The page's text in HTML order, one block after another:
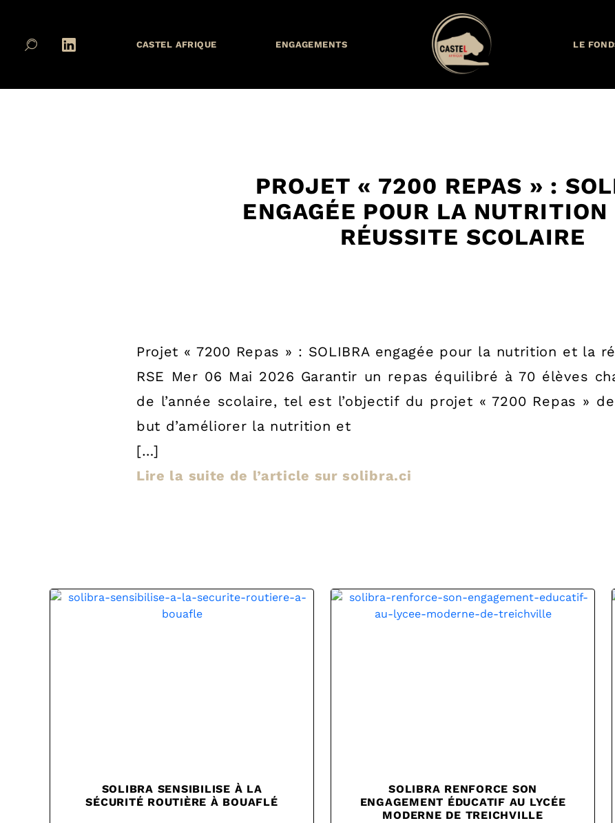
CASTEL AFRIQUE ENGAGEMENTS LE
PROJET « 7200 REPAS » :
ENGAGÉE POUR LA
RÉUSSITE SCOLAIRE
Projet « 7200 Repas » : SOLIBRA engagée pour la nutrition et la
RSE Mer 06 Mai 2026 Garantir un repas équilibré à 70 élèves
de l’année scolaire, tel est l’objectif du projet « 7200 Repas »
but d’améliorer la nutrition et
[…]
Lire la suite de l’article sur solibra.ci
SOLIBRA SENSIBILISE À LA
SÉCURITÉ ROUTIÈRE À BOUAFLÉ
SOLIBRA RENFORCE SON
ENGAGEMENT ÉDUCATIF AU LYCÉE
MODERNE DE TREICHVILLE